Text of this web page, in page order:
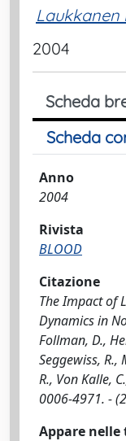
Laukkanen
2004
Scheda
Scheda
Anno
2004
Rivista
BLOOD
Citazione
The Impact of
Dynamics in
Follman, D.,
Seggewiss, R.,
R., Von Kalle,
0006-4971. -
Appare nelle